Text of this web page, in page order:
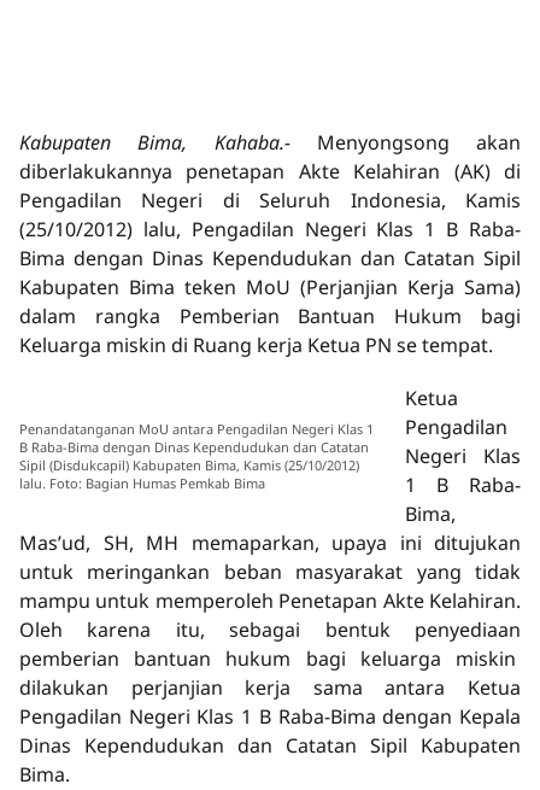
Kabupaten Bima, Kahaba.-
Menyongsong akan
diberlakukannya penetapan Akte Kelahiran (AK) di
Pengadilan Negeri di Seluruh Indonesia, Kamis
(25/10/2012) lalu, Pengadilan Negeri Klas 1 B Raba-
Bima dengan Dinas Kependudukan dan Catatan Sipil
Kabupaten Bima teken MoU (Perjanjian Kerja Sama)
dalam rangka Pemberian Bantuan Hukum bagi
Keluarga miskin di Ruang kerja Ketua PN se tempat.
Penandatanganan MoU antara Pengadilan Negeri Klas 1
B Raba-Bima dengan Dinas Kependudukan dan Catatan
Sipil (Disdukcapil) Kabupaten Bima, Kamis (25/10/2012)
lalu. Foto: Bagian Humas Pemkab Bima
Ketua
Pengadilan
Negeri Klas
1 B Raba-
Bima,
Mas’ud, SH, MH memaparkan, upaya ini ditujukan
untuk meringankan beban masyarakat yang tidak
mampu untuk memperoleh Penetapan Akte Kelahiran.
Oleh karena itu, sebagai bentuk penyediaan
pemberian bantuan hukum bagi keluarga miskin
dilakukan perjanjian kerja sama antara Ketua
Pengadilan Negeri Klas 1 B Raba-Bima dengan Kepala
Dinas Kependudukan dan Catatan Sipil Kabupaten
Bima.